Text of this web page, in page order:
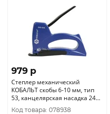
979 p
Степлер механический
КОБАЛЬТ скобы 6-10 мм, тип
53, канцелярская насадка 240-
645
Код товара: 078938